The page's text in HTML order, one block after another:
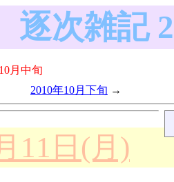
逐次雑記
月中旬
2010年10月下旬
11日(月)